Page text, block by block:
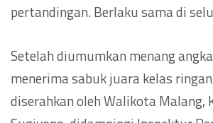
pertandingan. Berlaku sama di
Setelah diumumkan menang
menerima sabuk juara kelas
diserahkan oleh Walikota Malang,